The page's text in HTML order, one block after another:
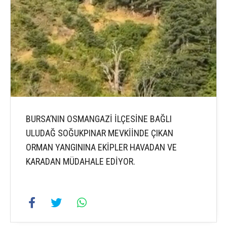
BURSA’NIN OSMANGAZİ İLÇESİNE BAĞLI
ULUDAĞ SOĞUKPINAR MEVKİİNDE ÇIKAN
ORMAN YANGININA EKİPLER HAVADAN VE
KARADAN MÜDAHALE EDİYOR.